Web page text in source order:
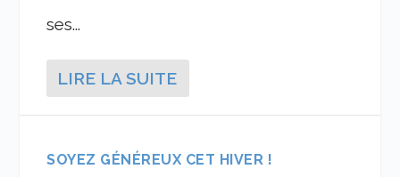
ses...
LIRE LA SUITE
SOYEZ GÉNÉREUX CET HIVER !